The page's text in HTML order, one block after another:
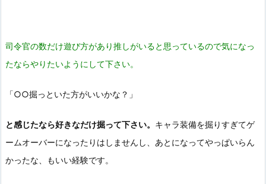
司令官の数だけ遊び方があり推しがいると思っているので気になっ
たならやりたいようにして下さい。
「○○掘っといた方がいいかな？」
と感じたなら好きなだけ掘って下さい。 キャラ装備を掘りすぎてゲ
ームオーバーになったりはしませんし、 あとになってやっぱいらん
かったな、もいい経験です。